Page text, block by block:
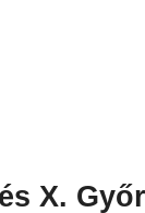
X.